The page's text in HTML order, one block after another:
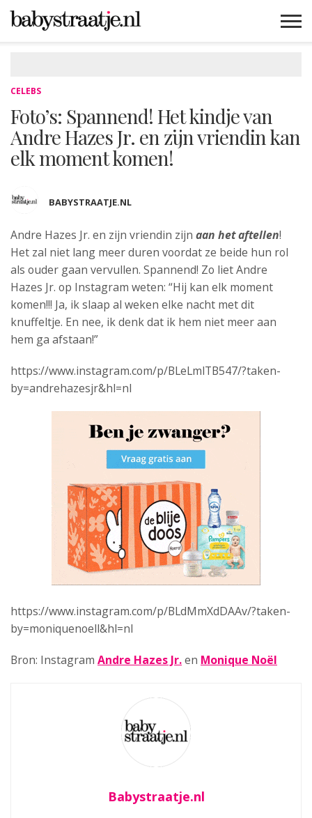
CELEBS
Foto’s: Spannend! Het kindje van
Andre Hazes Jr. en zijn vriendin kan
elk moment komen!
BABYSTRAATJE.NL
Andre Hazes Jr. en zijn vriendin zijn aan het aftellen!
Het zal niet lang meer duren voordat ze beide hun rol
als ouder gaan vervullen. Spannend! Zo liet Andre
Hazes Jr. op Instagram weten: “Hij kan elk moment
komen!!! Ja, ik slaap al weken elke nacht met dit
knuffeltje. En nee, ik denk dat ik hem niet meer aan
hem ga afstaan!”
https://www.instagram.com/p/BLeLmlTB547/?taken-
by=andrehazesjr&hl=nl
https://www.instagram.com/p/BLdMmXdDAAv/?taken-
by=moniquenoell&hl=nl
Bron: Instagram Andre Hazes Jr.en Monique Noël
Babystraatje.nl